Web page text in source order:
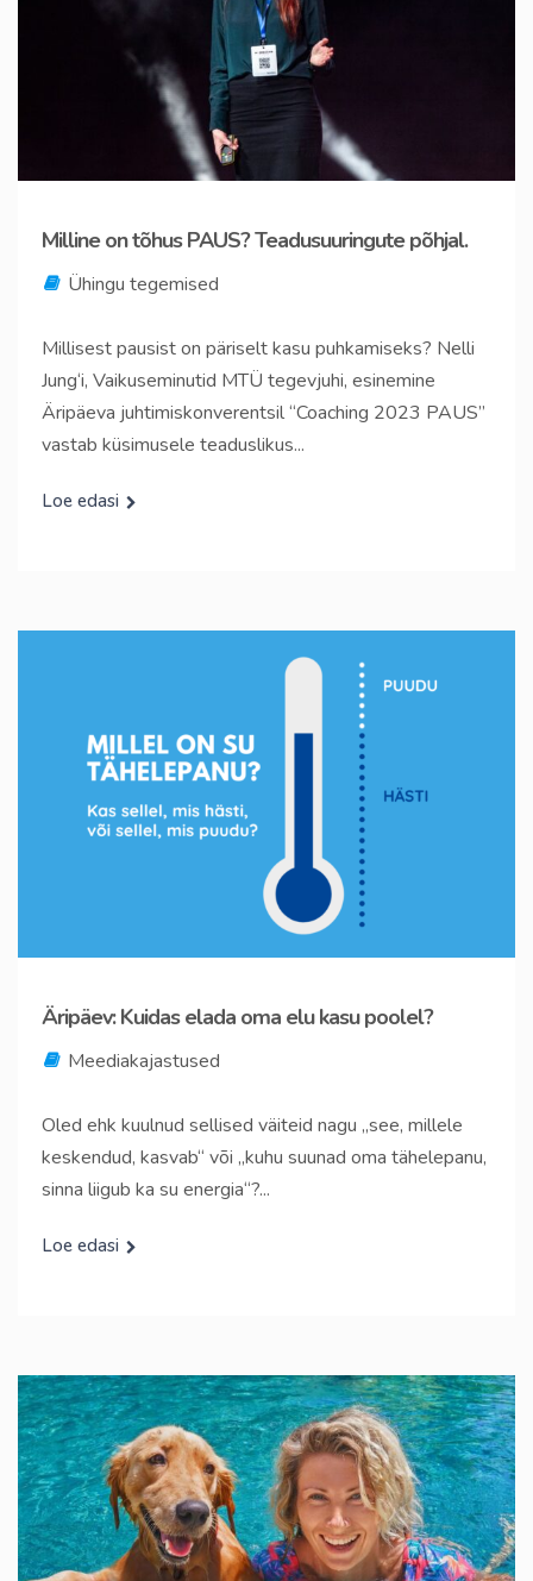
Milline on tõhus PAUS? Teadusuuringute põhjal.
Ühingu tegemised
Millisest pausist on päriselt kasu puhkamiseks? Nelli
Jung‘i, Vaikuseminutid MTÜ tegevjuhi, esinemine
Äripäeva juhtimiskonverentsil “Coaching 2023 PAUS”
vastab küsimusele teaduslikus...
Loe edasi
Äripäev: Kuidas elada oma elu kasu poolel?
Meediakajastused
Oled ehk kuulnud sellised väiteid nagu „see, millele
keskendud, kasvab“ või „kuhu suunad oma tähelepanu,
sinna liigub ka su energia“?...
Loe edasi